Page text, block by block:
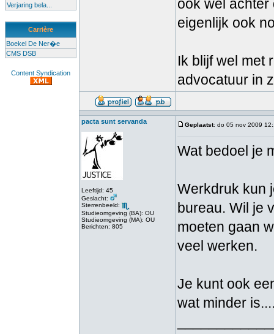
Verjaring bela...
Carrière
Boekel De Ner�e
CMS DSB
Content Syndication
ook wel achter
eigenlijk ook
Ik blijf wel met
advocatuur in
pacta sunt servanda
Leeftijd: 45
Geslacht:
Sterrenbeeld:
Studieomgeving (BA): OU
Studieomgeving (MA): OU
Berichten: 805
Geplaatst: do 05 nov 2009
Wat bedoel je
Werkdruk kun
bureau. Wil je
moeten gaan
veel werken.
Je kunt ook
wat minder